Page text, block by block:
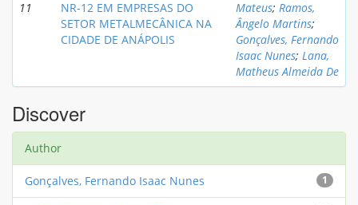
11
NR-12 EM EMPRESAS DO
SETOR METALMECÂNICA NA
CIDADE DE ANÁPOLIS
Mateus; Ramos,
Ângelo Martins;
Gonçalves, Fernando
Isaac Nunes; Lana,
Matheus Almeida De
Discover
Author
1
Gonçalves, Fernando Isaac Nunes